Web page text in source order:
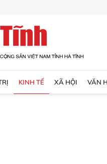
KINH TẾ XÃ HỘI VĂN